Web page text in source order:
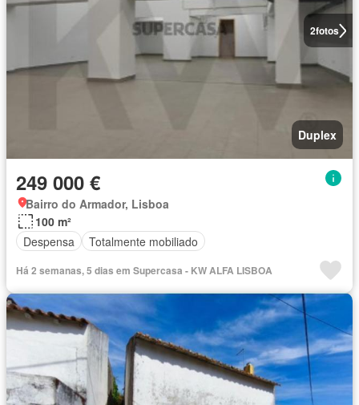
2fotos
Duplex
249 000 €
Bairro do Armador, Lisboa
100 m²
Despensa
Totalmente mobiliado
Há 2 semanas, 5 dias em Supercasa - KW ALFA LISBOA